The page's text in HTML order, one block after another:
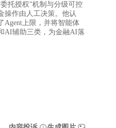
托授权”机制与分级可控
操作由人工决策。他认
Agent上限，并将智能体
AI辅助三类，为金融AI落